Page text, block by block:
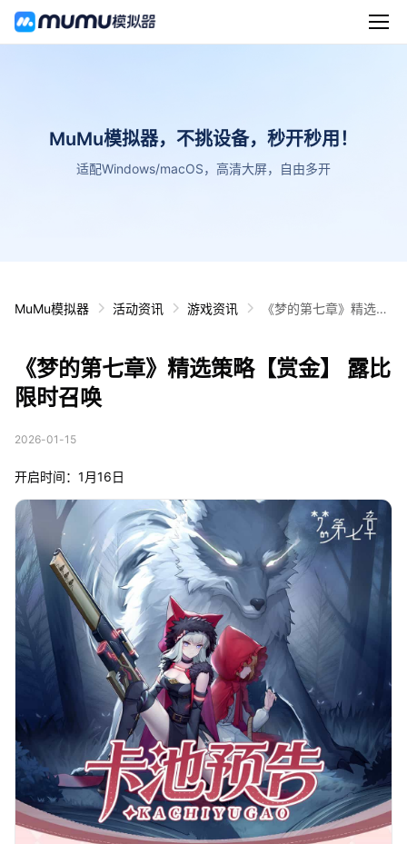
MuMu模拟器，不挑设备，秒开秒用！
适配Windows/macOS，高清大屏，自由多开
MuMu模拟器 活动资讯 游戏资讯
《梦的第七章》精选策
《梦的第七章》精选策略【赏金】 露比
限时召唤
2026-01-15
开启时间：1月16日